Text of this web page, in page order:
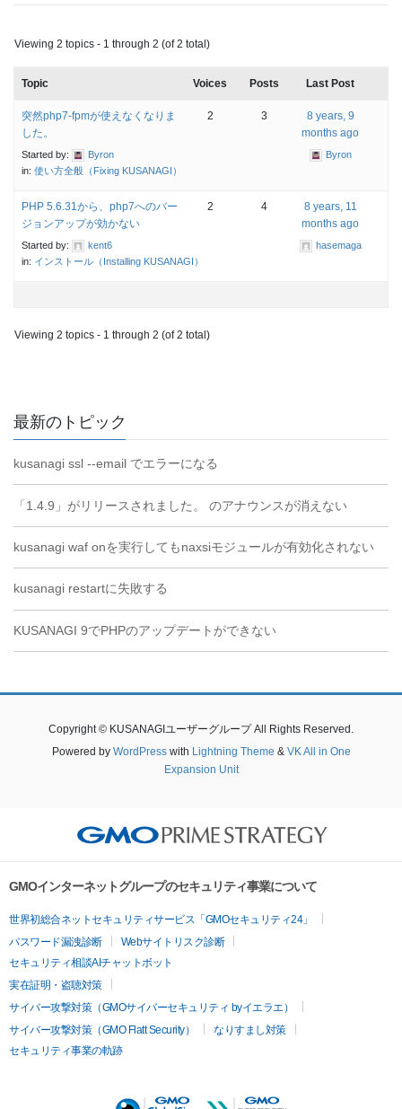
Viewing 2 topics - 1 through 2 (of 2 total)
Topic Voices Posts Last Post
突然php7-fpmが使えなくなりま
した。
Started by:
Byron
in: 使い方全般（Fixing KUSANAGI）
2 3
8 years, 9
months ago
Byron
PHP 5.6.31から、php7へのバー
ジョンアップが効かない
Started by:
kent6
in: インストール（Installing KUSANAGI）
2 4
8 years, 11
months ago
hasemaga
Viewing 2 topics - 1 through 2 (of 2 total)
最新のトピック
kusanagi ssl --email でエラーになる
「1.4.9」がリリースされました。 のアナウンスが消えない
kusanagi waf onを実行してもnaxsiモジュールが有効化されない
kusanagi restartに失敗する
KUSANAGI 9でPHPのアップデートができない
Copyright © KUSANAGIユーザーグループ All Rights Reserved.
Powered by WordPresswith Lightning Theme & VK All in One
Expansion Unit
GMOインターネットグループのセキュリティ事業について
世界初総合ネットセキュリティサービス「GMOセキュリティ24」
パスワード漏洩診断
Webサイトリスク診断
セキュリティ相談AIチャットボット
実在証明・盗聴対策
サイバー攻撃対策（GMOサイバーセキュリティ byイエラエ）
サイバー攻撃対策（GMO Flatt Security）
なりすまし対策
セキュリティ事業の軌跡